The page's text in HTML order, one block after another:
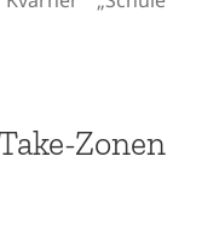
Zonen